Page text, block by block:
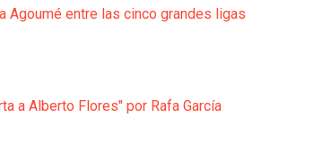
Agoumé entre las cinco grandes ligas
a Alberto Flores" por Rafa García